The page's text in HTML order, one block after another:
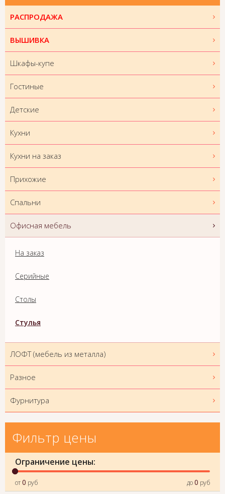
РАСПРОДАЖА
ВЫШИВКА
Шкафы-купе
Гостиные
Детские
Кухни
Кухни на заказ
Прихожие
Спальни
Офисная мебель
На заказ
Серийные
Столы
Стулья
ЛОФТ (мебель из металла)
Разное
Фурнитура
Фильтр цены
Ограничение цены:
от0 руб до0 руб